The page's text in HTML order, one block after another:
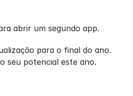
abrir um segundo app.
para o final do ano.
seu potencial este ano.